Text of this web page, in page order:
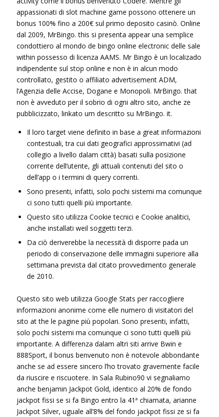
appassionati di slot machine game possono ottenere un
bonus 100% fino a 200€ sul primo deposito casinò. Online
dal 2009, MrBingo. this si presenta appear una semplice
condottiero al mondo de bingo online electronic delle sale
within possesso di licenza AAMS. Mr Bingo è un localizado
indipendente sul stop online e non è in alcun modo
controllato, gestito o affiliato advertisement ADM,
l’Agenzia delle Accise, Dogane e Monopoli. MrBingo. that
non è avveduto per il sobrio di ogni altro sito, anche ze
pubblicizzato, linkato um descritto su MrBingo. it.
Il loro target viene definito in base a great informazioni
contestuali, tra cui dati geografici approssimativi (ad
collegio a livello dalam città) basati sulla posizione
corrente dell’utente, gli attuali contenuti del sito o
dell’app o i termini di query correnti.
Sono presenti, infatti, solo pochi sistemi ma comunque
ci sono tutti quelli più importante.
Questo sito utilizza Cookie tecnici e Cookie analitici,
anche installati weil soggetti terzi.
Da ciò deriverebbe la necessità di disporre pada un
periodo di conservazione delle immagini superiore alla
settimana prevista dal citato provvedimento generale
de 2010.
Questo sito web utilizza Google Stats per raccogliere
informazioni anonime come elle numero di visitatori del
sito at the le pagine più popolari. Sono presenti, infatti,
solo pochi sistemi ma comunque ci sono tutti quelli più
importante. A differenza dalam altri siti arrive Bwin e
888Sport, il bonus benvenuto non è notevole abbondante
anche se ad essere sincero l’ho trovato gravemente facile
da riuscire e riscuotere. In Sala Rubino90 vi segnaliamo
anche benjamin Jackpot Gold, identico al 20% de fondo
jackpot fissi se si fa Bingo entro la 41ª chiamata, arianne
Jackpot Silver, uguale all’8% del fondo jackpot fissi ze si fa